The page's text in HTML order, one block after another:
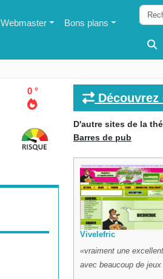
Webmaster Bons plans
0 °
D'autre sites de la
Barres de pub
Vivelefric
vraiment une
avec beaucoup de